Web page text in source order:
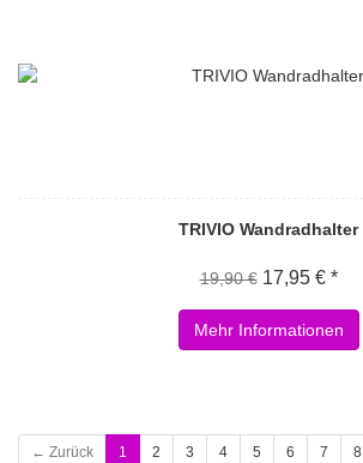
TRIVIO Wandradhalter
19,90 € 17,95 € *
Mehr Informationen
← Zurück 1 2 3 4 5 6 7 8